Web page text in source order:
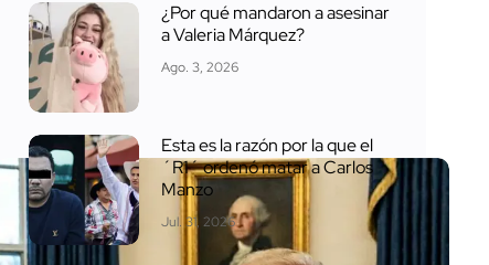
¿Por qué mandaron a asesinar
a Valeria Márquez?
Ago. 3, 2026
Esta es la razón por la que el
´R1´ ordenó matar a Carlos
Manzo
Jul. 31, 2026